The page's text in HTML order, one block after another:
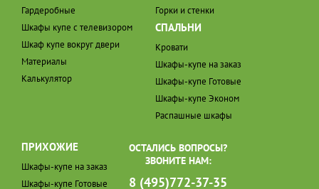
Гардеробные
Шкафы купе с телевизором
Шкаф купе вокруг двери
Материалы
Калькулятор
Горки и стенки
СПАЛЬНИ
Кровати
Шкафы-купе на заказ
Шкафы-купе Готовые
Шкафы-купе Эконом
Распашные шкафы
ПРИХОЖИЕ
Шкафы-купе на заказ
Шкафы-купе Готовые
ОСТАЛИСЬ ВОПРОСЫ?
ЗВОНИТЕ НАМ:
8 (495)772-37-35